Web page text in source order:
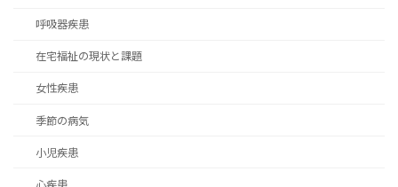
呼吸器疾患
在宅福祉の現状と課題
女性疾患
季節の病気
小児疾患